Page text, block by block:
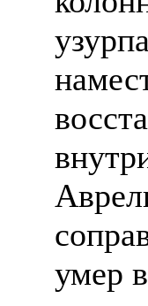
умер